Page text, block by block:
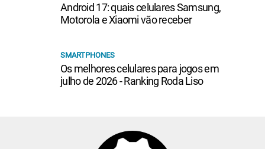
Android 17: quais celulares Samsung,
Motorola e Xiaomi vão receber
SMARTPHONES
Os melhores celulares para jogos em
julho de 2026 - Ranking Roda Liso